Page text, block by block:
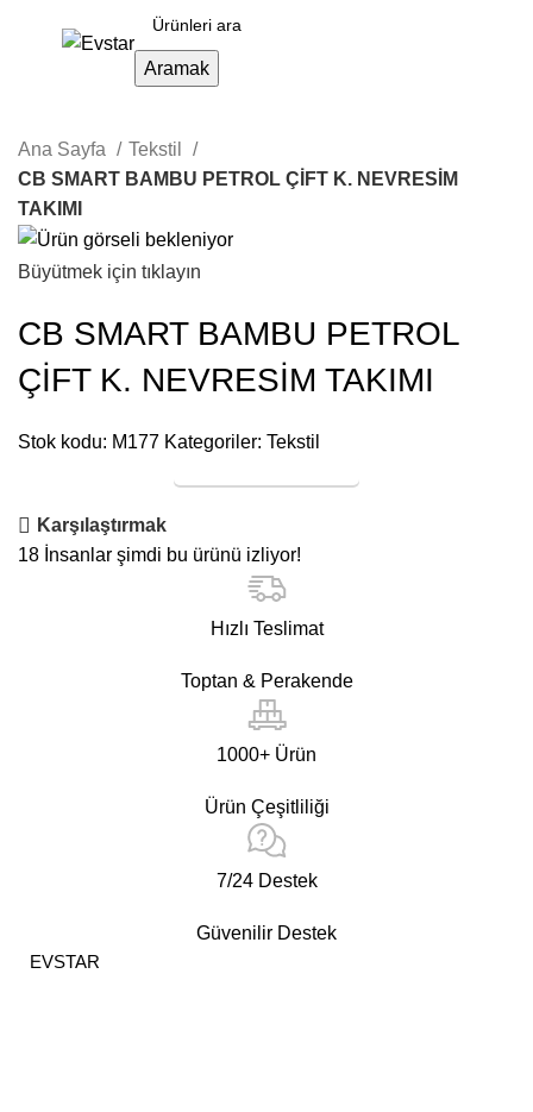
Aramak
Ana Sayfa
Tekstil
CB SMART BAMBU PETROL ÇİFT K. NEVRESİM
TAKIMI
Büyütmek için tıklayın
CB SMART BAMBU PETROL
ÇİFT K. NEVRESİM TAKIMI
Stok kodu: M177 Kategoriler: Tekstil
Karşılaştırmak
18 İnsanlar şimdi bu ürünü izliyor!
Hızlı Teslimat
Toptan & Perakende
1000+ Ürün
Ürün Çeşitliliği
7/24 Destek
Güvenilir Destek
EVSTAR